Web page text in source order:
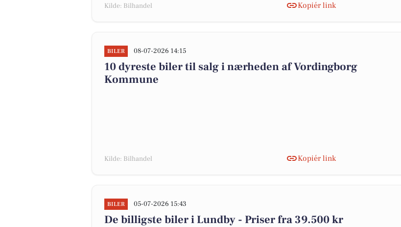
Kilde: Bilhandel Kopiér link
BILER 08-07-2026 14:15
10 dyreste biler til salg i nærheden af Vordingborg
Kommune
Kilde: Bilhandel Kopiér link
BILER 05-07-2026 15:43
De billigste biler i Lundby - Priser fra 39.500 kr